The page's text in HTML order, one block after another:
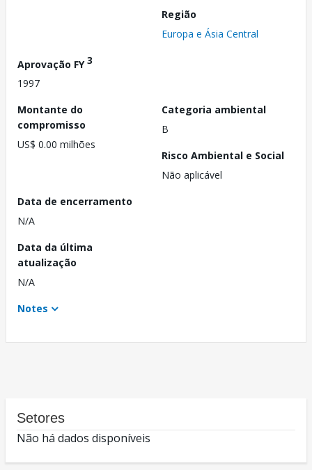
Região
Europa e Ásia Central
Aprovação FY3
1997
Montante do
compromisso
US$ 0.00 milhões
Categoria ambiental
B
Risco Ambiental e Social
Não aplicável
Data de encerramento
N/A
Data da última
atualização
N/A
Notes
Setores
Não há dados disponíveis